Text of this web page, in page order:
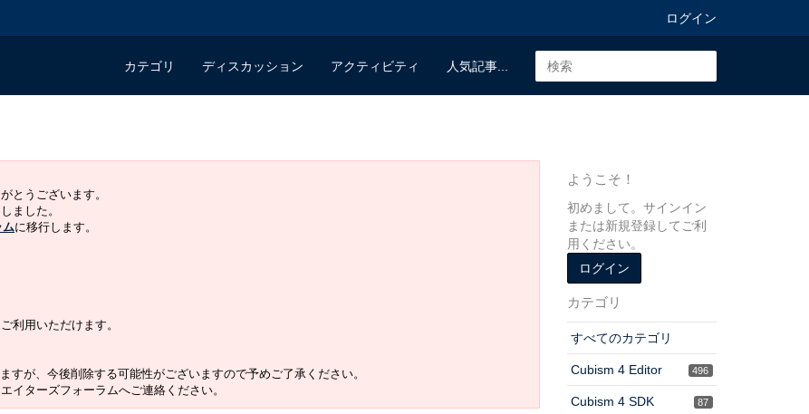
ログイン
カテゴリ ディスカッション アクティビティ 人気記事...
とうございます。
ました。
ムに移行します。
利用いただけます。
が、今後削除する可能性がございますので予めご了承ください。
イターズフォーラムへご連絡ください。
ようこそ！
初めまして。サインイン
または新規登録してご利
用ください。
ログイン
カテゴリ
すべてのカテゴリ
496
Cubism 4 Editor
87
Cubism 4 SDK